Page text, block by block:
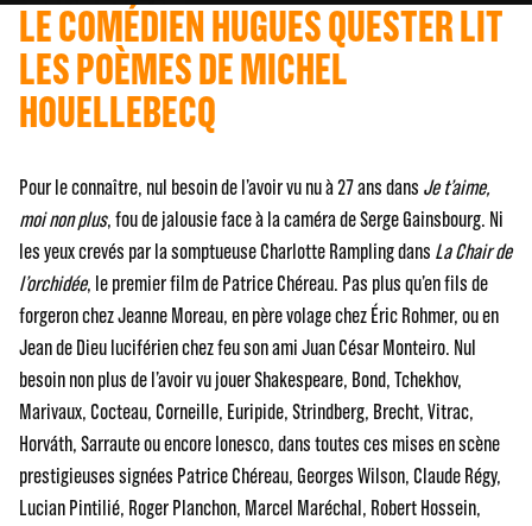
LE COMÉDIEN HUGUES QUESTER LIT
LES POÈMES DE MICHEL
HOUELLEBECQ
Pour le connaître, nul besoin de l’avoir vu nu à 27 ans dans Je t’aime,
moi non plus, fou de jalousie face à la caméra de Serge Gainsbourg. Ni
les yeux crevés par la somptueuse Charlotte Rampling dans La Chair de
l’orchidée, le premier film de Patrice Chéreau. Pas plus qu’en fils de
forgeron chez Jeanne Moreau, en père volage chez Éric Rohmer, ou en
Jean de Dieu luciférien chez feu son ami Juan César Monteiro. Nul
besoin non plus de l’avoir vu jouer Shakespeare, Bond, Tchekhov,
Marivaux, Cocteau, Corneille, Euripide, Strindberg, Brecht, Vitrac,
Horváth, Sarraute ou encore Ionesco, dans toutes ces mises en scène
prestigieuses signées Patrice Chéreau, Georges Wilson, Claude Régy,
Lucian Pintilié, Roger Planchon, Marcel Maréchal, Robert Hossein,